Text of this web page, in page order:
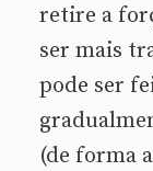
retire a
ser mais
pode ser
(de forma